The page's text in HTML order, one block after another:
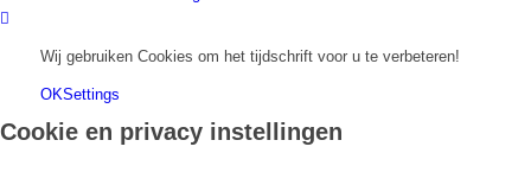
Wij gebruiken Cookies om het tijdschrift voor u te verbeteren!
OKSettings
Cookie en privacy instellingen